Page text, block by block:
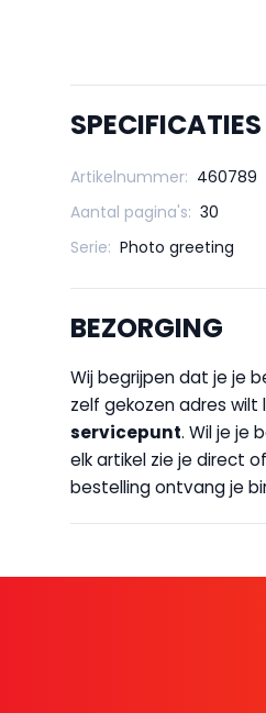
SPECIFICATIES
Artikelnummer: 460789
Aantal pagina's: 30
Serie: Photo greeting
BEZORGING
Wij begrijpen dat je je
zelf gekozen adres
servicepunt. Wil je je
elk artikel zie je direct
bestelling ontvang je